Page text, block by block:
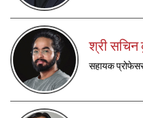
श्री सचिन
सहायक